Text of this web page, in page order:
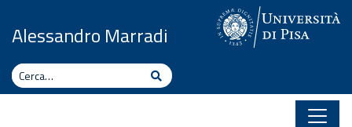
Alessandro Marradi
Cerca Cerca